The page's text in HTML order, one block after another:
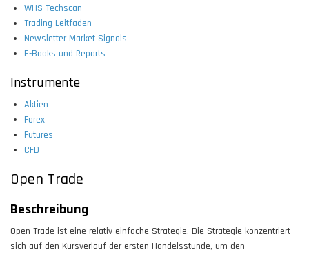
WHS Techscan
Trading Leitfaden
Newsletter Market Signals
E-Books und Reports
Instrumente
Aktien
Forex
Futures
CFD
Open Trade
Beschreibung
Open Trade ist eine relativ einfache Strategie. Die Strategie konzentriert
sich auf den Kursverlauf der ersten Handelsstunde, um den